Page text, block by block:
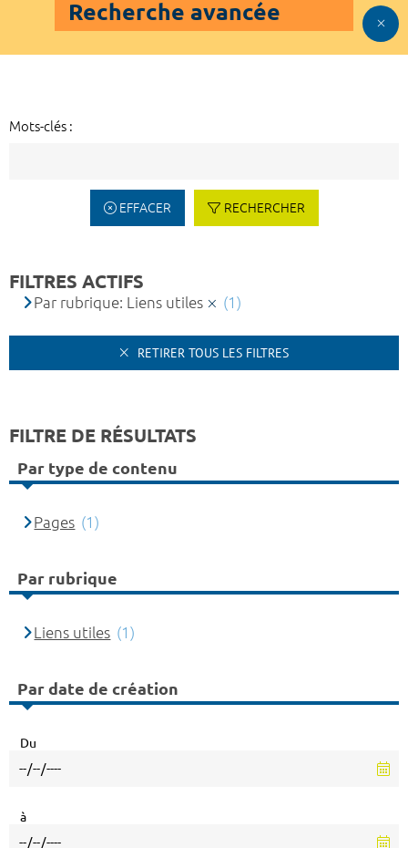
Recherche avancée
Mots-clés :
EFFACER RECHERCHER
FILTRES ACTIFS
Par rubrique: Liens utiles (1)
RETIRER TOUS LES FILTRES
FILTRE DE RÉSULTATS
Par type de contenu
Pages (1)
Par rubrique
Liens utiles (1)
Par date de création
Du
à